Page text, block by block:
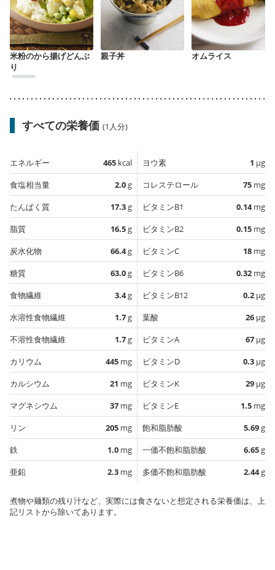
米粉のから揚げどんぶ
り
親子丼 オムライス
すべての栄養価 (1人分)
エネルギー 465 kcal
食塩相当量
2.0g
たんぱく質
17.3g
脂質
16.5g
炭水化物
66.4g
糖質
63.0g
食物繊維
3.4g
水溶性食物繊維
1.7g
不溶性食物繊維
1.7g
カリウム
445 mg
カルシウム
21 mg
マグネシウム
37 mg
リン
205 mg
鉄
1.0 mg
亜鉛
2.3 mg
ヨウ素 1 µg
コレステロール
75 mg
ビタミンB1
0.14mg
ビタミンB2
0.15 mg
ビタミンC
18 mg
ビタミンB6
0.32 mg
ビタミンB12
0.2 µg
葉酸
26 µg
ビタミンA
67 µg
ビタミンD
0.3 µg
ビタミンK
29 µg
ビタミンE
1.5 mg
飽和脂肪酸
5.69g
一価不飽和脂肪酸
6.65g
多価不飽和脂肪酸
2.44g
煮物や麺類の残り汁など、実際には食さないと想定される栄養価は、上
記リストから除いてあります。